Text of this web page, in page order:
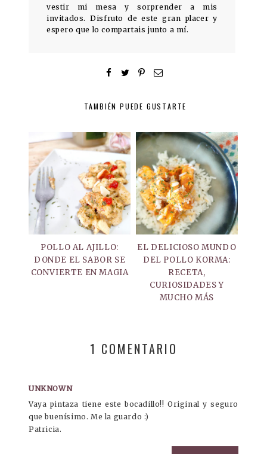
vestir mi mesa y sorprender a mis
invitados. Disfruto de este gran placer y
espero que lo compartais junto a mí.
TAMBIÉN PUEDE GUSTARTE
POLLO AL AJILLO:
DONDE EL SABOR SE
CONVIERTE EN MAGIA
EL DELICIOSO MUNDO
DEL POLLO KORMA:
RECETA,
CURIOSIDADES Y
MUCHO MÁS
1 COMENTARIO
UNKNOWN
Vaya pintaza tiene este bocadillo!! Original y seguro
que buenísimo. Me la guardo :)
Patricia.